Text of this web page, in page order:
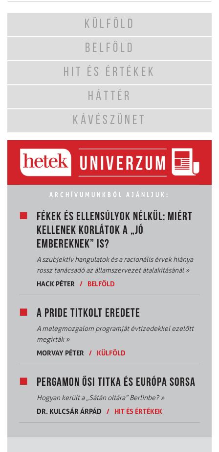
KÜLFÖLD
BELFÖLD
HIT ÉS ÉRTÉKEK
HÁTTÉR
KÁVÉSZÜNET
ARCHÍVUMUNKBÓL AJÁNLJUK:
FÉKEK ÉS ELLENSÚLYOK NÉLKÜL: MIÉRT
KELLENEK KORLÁTOK A „JÓ
EMBEREKNEK” IS?
A szubjektív hangulatok és a racionális érvek hiánya
rossz tanácsadó az államszervezet átalakításánál»
HACK PÉTER / BELFÖLD
A PRIDE TITKOLT EREDETE
A melegmozgalom programját évtizedekkel ezelőtt
megírták»
MORVAY PÉTER / KÜLFÖLD
PERGAMON ŐSI TITKA ÉS EURÓPA SORSA
Hogyan került a „Sátán oltára” Berlinbe?»
DR. KULCSÁR ÁRPÁD
/ HIT ÉS ÉRTÉKEK